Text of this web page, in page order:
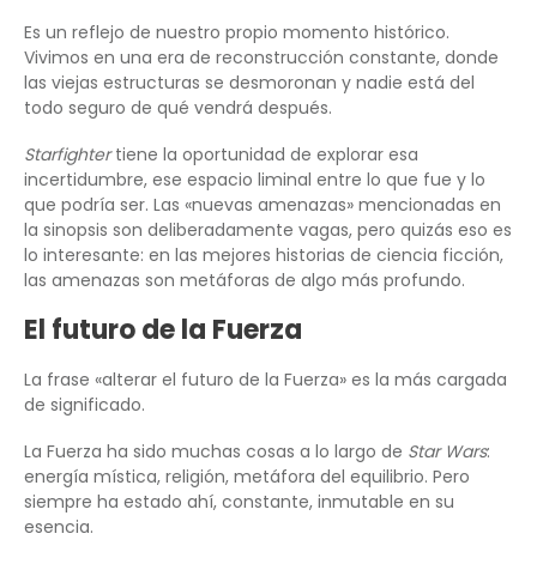
Es un reflejo de nuestro propio momento histórico.
Vivimos en una era de reconstrucción constante, donde
las viejas estructuras se desmoronan y nadie está del
todo seguro de qué vendrá después.
Starfightertiene la oportunidad de explorar esa
incertidumbre, ese espacio liminal entre lo que fue y lo
que podría ser. Las «nuevas amenazas» mencionadas en
la sinopsis son deliberadamente vagas, pero quizás eso es
lo interesante: en las mejores historias de ciencia ficción,
las amenazas son metáforas de algo más profundo.
El futuro de la Fuerza
La frase «alterar el futuro de la Fuerza» es la más cargada
de significado.
La Fuerza ha sido muchas cosas a lo largo de Star Wars:
energía mística, religión, metáfora del equilibrio. Pero
siempre ha estado ahí, constante, inmutable en su
esencia.